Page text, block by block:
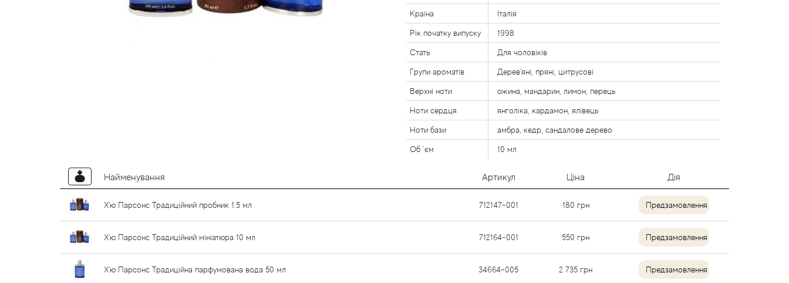
Країна Італія
Рік початку випуску 1998
Стать Для чоловіків
Групи ароматів Дерев'яні, пряні, цитрусові
Верхні ноти ожина, мандарин, лимон, перець
Ноти сердця янголіка, кардамон, ялівець
Ноти бази амбра, кедр, сандалове дерево
Об `єм 10 мл
Найменування Артикул Ціна Дія
Х'ю Парсонс Традиційний пробник 1.5 мл 712147-001 180 грн Предзамовлення
Х'ю Парсонс Традиційний мініатюра 10 мл 712164-001 550 грн Предзамовлення
Х'ю Парсонс Традиційна парфумована вода 50 мл 34664-005 2 735 грн Предзамовлення